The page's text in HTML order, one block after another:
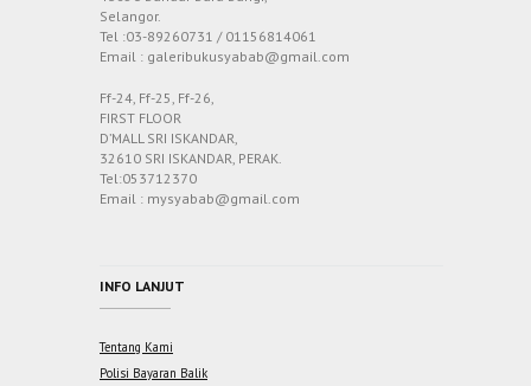
Selangor.
Tel :03-89260731 / 01156814061
Email : galeribukusyabab@gmail.com
Ff-24, Ff-25, Ff-26,
FIRST FLOOR
D’MALL SRI ISKANDAR,
32610 SRI ISKANDAR, PERAK.
Tel:053712370
Email : mysyabab@gmail.com
INFO LANJUT
Tentang Kami
Polisi Bayaran Balik